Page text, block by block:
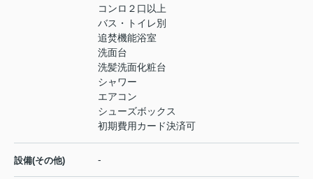
コンロ２口以上
バス・トイレ別
追焚機能浴室
洗面台
洗髪洗面化粧台
シャワー
エアコン
シューズボックス
初期費用カード決済可
設備(その他) -